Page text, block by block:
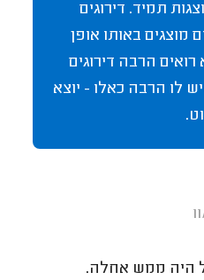
תמיד. דירוגים
מוצגים באותו אופן
הרבה דירוגים
לו הרבה כאלו - יוצא
היה ממש אחלה.